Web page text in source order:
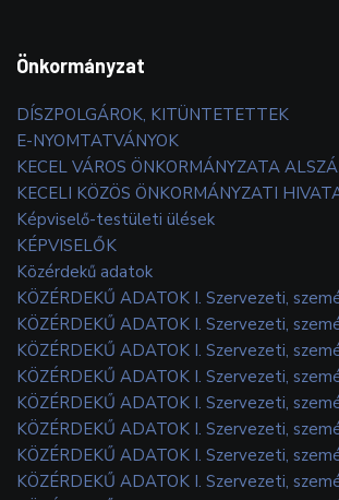
Önkormányzat
DÍSZPOLGÁROK, KITÜNTETETTEK
E-NYOMTATVÁNYOK
KECEL VÁROS ÖNKORMÁNYZATA
KECELI KÖZÖS ÖNKORMÁNYZATI
Képviselő-testületi ülések
KÉPVISELŐK
Közérdekű adatok
KÖZÉRDEKŰ ADATOK I. Szervezeti,
KÖZÉRDEKŰ ADATOK I. Szervezeti,
KÖZÉRDEKŰ ADATOK I. Szervezeti,
KÖZÉRDEKŰ ADATOK I. Szervezeti,
KÖZÉRDEKŰ ADATOK I. Szervezeti,
KÖZÉRDEKŰ ADATOK I. Szervezeti,
KÖZÉRDEKŰ ADATOK I. Szervezeti,
KÖZÉRDEKŰ ADATOK I. Szervezeti,